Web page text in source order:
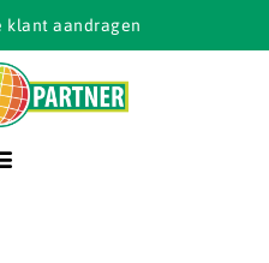
klant aandragen